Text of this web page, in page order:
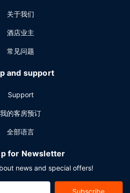
关于我们
酒店业主
常见问题
and support
Support
我的客房预订
全部语言
for Newsletter
news and special offers!
Subscribe